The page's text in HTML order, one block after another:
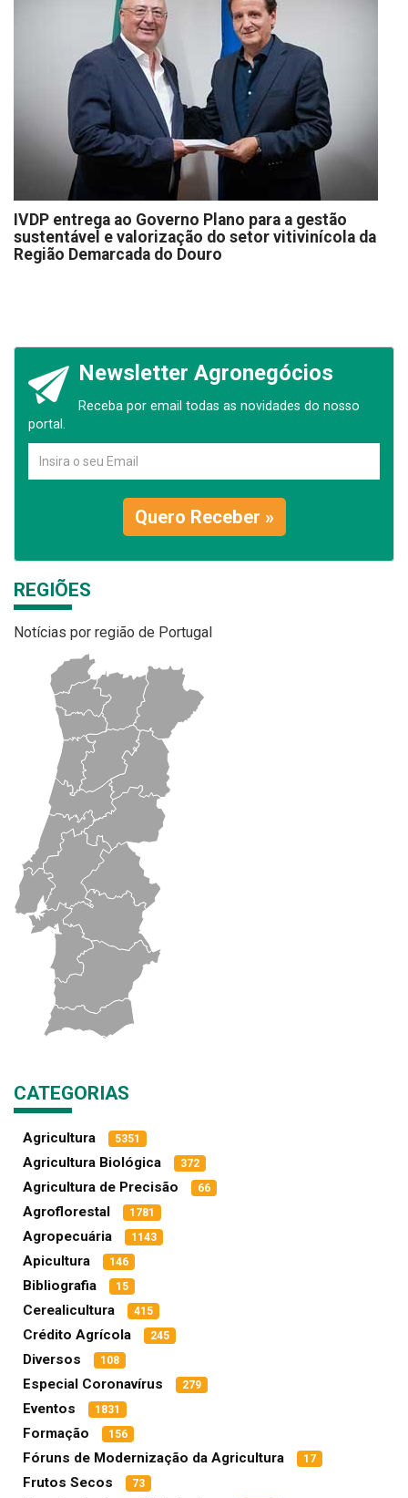
IVDP entrega ao Governo Plano para a gestão
sustentável e valorização do setor vitivinícola da
Região Demarcada do Douro
Newsletter Agronegócios
Receba por email todas as novidades do nosso
portal.
Quero Receber »
REGIÕES
Notícias por região de Portugal
CATEGORIAS
Agricultura 5351
Agricultura Biológica 372
Agricultura de Precisão 66
Agroflorestal 1781
Agropecuária 1143
Apicultura 146
Bibliografia 15
Cerealicultura 415
Crédito Agrícola 245
Diversos 108
Especial Coronavírus 279
Eventos 1831
Formação 156
Fóruns de Modernização da Agricultura 17
Frutos Secos 73